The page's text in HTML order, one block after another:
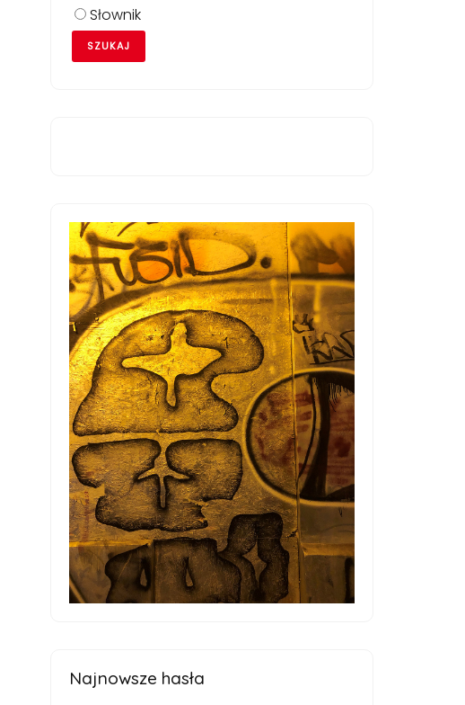
Słownik
Najnowsze hasła